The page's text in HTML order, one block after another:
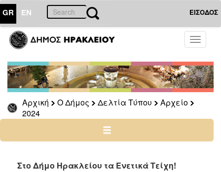
GR EN ΕΙΣΟΔΟΣ
Toggle
Αρχική Ο Δήμος Δελτία Τύπου
Αρχείο
2024
ΔΗΜΟΣ
Δελτία
Τύπου
Αρχείο
2026
2025
2022
Στο Δήμο Ηρακλείου τα Ενετικά Τείχη!